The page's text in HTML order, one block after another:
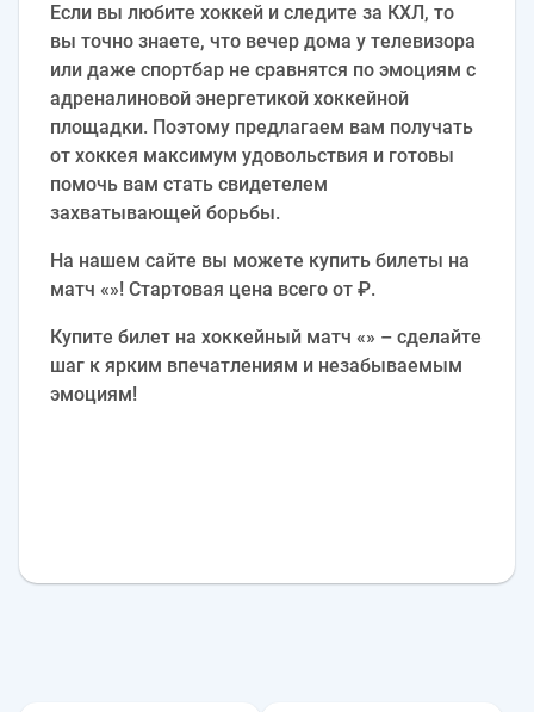
Если вы любите хоккей и следите за КХЛ, то
вы точно знаете, что вечер дома у телевизора
или даже спортбар не сравнятся по эмоциям с
адреналиновой энергетикой хоккейной
площадки. Поэтому предлагаем вам получать
от хоккея максимум удовольствия и готовы
помочь вам стать свидетелем
захватывающей борьбы.
На нашем сайте вы можете купить билеты на
матч «»! Стартовая цена всего от ₽.
Купите билет на хоккейный матч «» – сделайте
шаг к ярким впечатлениям и незабываемым
эмоциям!